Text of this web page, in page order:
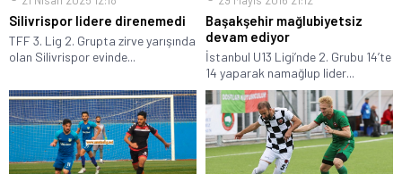
Silivrispor lidere direnemedi
TFF 3. Lig 2. Grupta zirve yarışında
olan Silivrispor evinde...
Başakşehir mağlubiyetsiz
devam ediyor
İstanbul U13 Ligi’nde 2. Grubu 14’te
14 yaparak namağlup lider...